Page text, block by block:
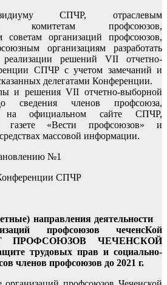
СПЧР, отраслевым
комитетам профсоюзов,
советам организаций профсоюзов,
организациям разработать
решений VII отчетно-
СПЧР с учетом замечаний и
делегатами Конференции.
и решения VII отчетно-выборной
сведения членов профсоюза,
на официальном сайте СПЧР,
газете «Вести профсоюзов» и
массовой информации.
№1
СПЧР
направления деятельности
профсоюзов чеченсКой
ПРОФСОЮЗОВ ЧЕЧЕНСКОЙ
трудовых прав и социально-
членов профсоюзов до 2021 г.